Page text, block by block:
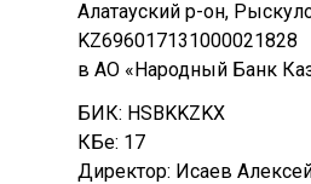
Алатауский р-он,
KZ696017131000021828
в АО «Народный Банк
БИК: HSBKKZKX
КБе: 17
Директор: Исаев